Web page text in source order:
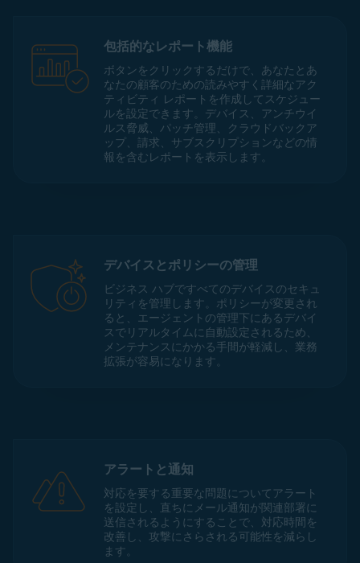
包括的なレポート機能
ボタンをクリックするだけで、あなたとあ
なたの顧客のための読みやすく詳細なアク
ティビティ レポートを作成してスケジュー
ルを設定できます。デバイス、アンチウイ
ルス脅威、パッチ管理、クラウドバックア
ップ、請求、サブスクリプションなどの情
報を含むレポートを表示します。
デバイスとポリシーの管理
ビジネス ハブですべてのデバイスのセキュ
リティを管理します。ポリシーが変更され
ると、エージェントの管理下にあるデバイ
スでリアルタイムに自動設定されるため、
メンテナンスにかかる手間が軽減し、業務
拡張が容易になります。
アラートと通知
対応を要する重要な問題についてアラート
を設定し、直ちにメール通知が関連部署に
送信されるようにすることで、対応時間を
改善し、攻撃にさらされる可能性を減らし
ます。